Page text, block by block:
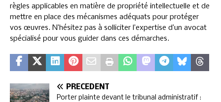
règles applicables en matière de propriété intellectuelle et de
mettre en place des mécanismes adéquats pour protéger
vos œuvres. N’hésitez pas à solliciter l’expertise d’un avocat
spécialisé pour vous guider dans ces démarches.
PRÉCÉDENT
Porter plainte devant le tribunal administratif :